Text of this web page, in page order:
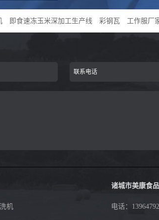
的组成成分，可运输大量氧分子来
即食速冻玉米深加工生产线 彩钢瓦 工作服厂
机
诸城市美康食
电话：